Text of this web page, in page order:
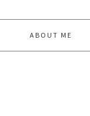
ABOUT ME